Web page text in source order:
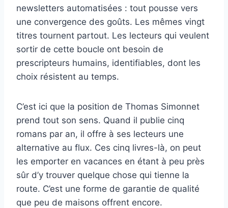
newsletters automatisées : tout pousse vers
une convergence des goûts. Les mêmes vingt
titres tournent partout. Les lecteurs qui veulent
sortir de cette boucle ont besoin de
prescripteurs humains, identifiables, dont les
choix résistent au temps.
C’est ici que la position de Thomas Simonnet
prend tout son sens. Quand il publie cinq
romans par an, il offre à ses lecteurs une
alternative au flux. Ces cinq livres-là, on peut
les emporter en vacances en étant à peu près
sûr d’y trouver quelque chose qui tienne la
route. C’est une forme de garantie de qualité
que peu de maisons offrent encore.